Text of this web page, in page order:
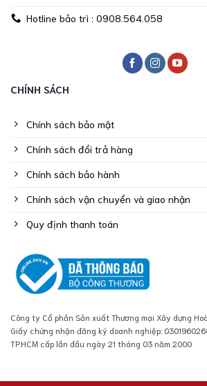
Hotline bảo trì : 0908.564.058
CHÍNH SÁCH
Chính sách bảo mật
Chính sách đổi trả hàng
Chính sách bảo hành
Chính sách vận chuyển và giao nhận
Quy định thanh toán
Công ty Cổ phần Sản xuất Thương mại Xây dựng
Giấy chứng nhận đăng ký doanh nghiệp:
TP.HCM cấp lần đầu ngày 21 tháng 03 năm 2000